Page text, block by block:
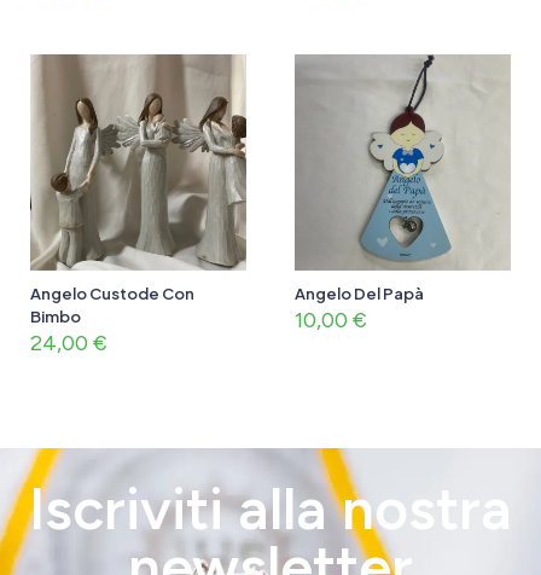
Angelo Custode Con
Bimbo
24,00 €
Angelo Del Papà
10,00 €
Iscriviti alla nostra